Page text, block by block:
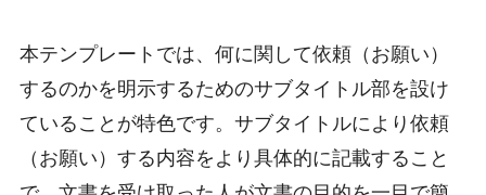
本テンプレートでは、何に関して依頼（お願い）
するのかを明示するためのサブタイトル部を設け
ていることが特色です。サブタイトルにより依頼
（お願い）する内容をより具体的に記載すること